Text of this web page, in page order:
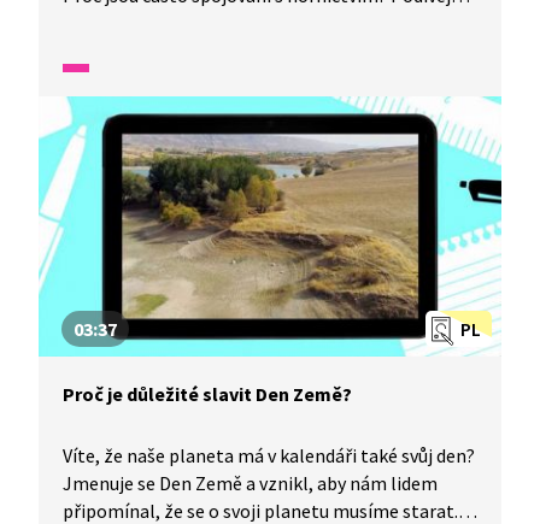
PL
03:37
Proč je důležité slavit Den Země?
Víte, že naše planeta má v kalendáři také svůj den?
Jmenuje se Den Země a vznikl, aby nám lidem
připomínal, že se o svoji planetu musíme starat.